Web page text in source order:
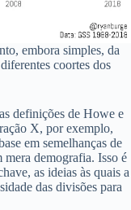
embora simples, da
coortes dos
definições de Howe e
X, por exemplo,
em semelhanças de
mera demografia. Isso é
as ideias às quais a
das divisões para